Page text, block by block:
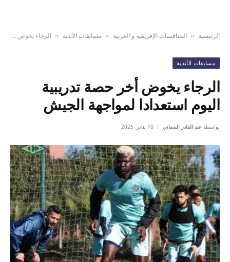
الرئيسية » المنافسات الإفريقية و العربية » مسابقات الأندية » الرجاء يخوض أخر حصة تدريبية اليوم استعدادا لمواجهة الجيش
مسابقات الأندية
الرجاء يخوض أخر حصة تدريبية
اليوم استعدادا لمواجهة الجيش
بواسطة عبد القادر اليدماني 10 يناير، 2025